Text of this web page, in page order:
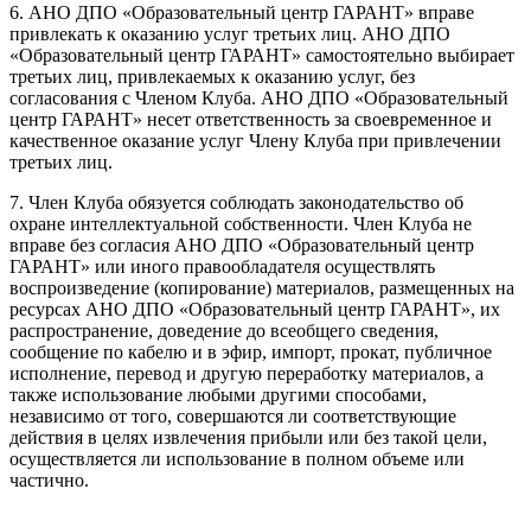
6. АНО ДПО «Образовательный центр ГАРАНТ» вправе
привлекать к оказанию услуг третьих лиц. АНО ДПО
«Образовательный центр ГАРАНТ» самостоятельно выбирает
третьих лиц, привлекаемых к оказанию услуг, без
согласования с Членом Клуба. АНО ДПО «Образовательный
центр ГАРАНТ» несет ответственность за своевременное и
качественное оказание услуг Члену Клуба при привлечении
третьих лиц.
7. Член Клуба обязуется соблюдать законодательство об
охране интеллектуальной собственности. Член Клуба не
вправе без согласия АНО ДПО «Образовательный центр
ГАРАНТ» или иного правообладателя осуществлять
воспроизведение (копирование) материалов, размещенных на
ресурсах АНО ДПО «Образовательный центр ГАРАНТ», их
распространение, доведение до всеобщего сведения,
сообщение по кабелю и в эфир, импорт, прокат, публичное
исполнение, перевод и другую переработку материалов, а
также использование любыми другими способами,
независимо от того, совершаются ли соответствующие
действия в целях извлечения прибыли или без такой цели,
осуществляется ли использование в полном объеме или
частично.